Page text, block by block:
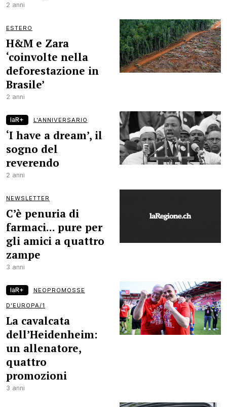
2 anni
ESTERO
H&M e Zara
‘coinvolte nella
deforestazione in
Brasile’
2 anni
laR+ L'ANNIVERSARIO
‘I have a dream’, il
sogno del
reverendo
2 anni
NEWSLETTER
C’è penuria di
farmaci... pure per
gli amici a quattro
zampe
3 anni
laR+ NEOPROMOSSE
D’EUROPA/1
La cavalcata
dell’Heidenheim:
un allenatore,
quattro
promozioni
3 anni